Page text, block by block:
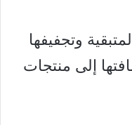
وتجفيفها
إلى منتجات